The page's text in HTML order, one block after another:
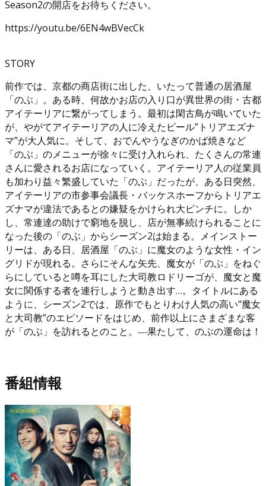
Season2の開店をお待ちください。
https://youtu.be/6EN4wBVecCk
STORY
前作では、京都の商店街に出した、いたって普通の居酒屋
「のぶ」。ある時、何故かお店の入り口が異世界の街・古都
アイテーリアに繋がってしまう。最初は閑古鳥が鳴いていた
が、やがてアイテーリアの人に冷えたビール”トリアエズナ
マ”が大人気に。そして、おでんやうなぎのかば焼きなど
「のぶ」のメニューが徐々に受け入れられ、たくさんの常連
さんに愛されるお店になっていく。アイテーリア人の従業員
も加わり益々繁盛していた「のぶ」だったが、ある日突然、
アイテーリアの市参事会議長・バッケスホーフからトリアエ
ズナマが違法であるとの嫌疑をかけられ大ピンチに。しか
し、常連達の助けで窮地を脱し、店が無事続けられることに
なった後の「のぶ」からシーズン2は始まる。メインストー
リーは、ある日、居酒屋「のぶ」に魔女のような女性・イン
グリドが現れる。さらにそんな矢先、魔女が「のぶ」をねぐ
らにしていると噂を耳にした大司教ロドリーゴが、魔女と魔
女に関係する者を連行しようと動き出す…。タイトルにある
ように、シーズン2では、原作でもとりわけ人気の高い“魔女
と大司教”のエピソードをはじめ、前作以上にさまざまな客
が「のぶ」を訪れるとのこと。―果たして、のぶの運命は！
番組情報